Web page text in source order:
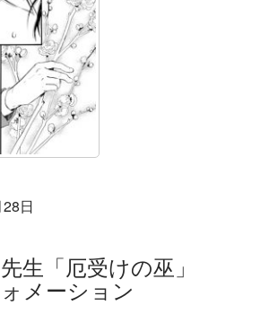
日
生「厄受けの巫」
メーション